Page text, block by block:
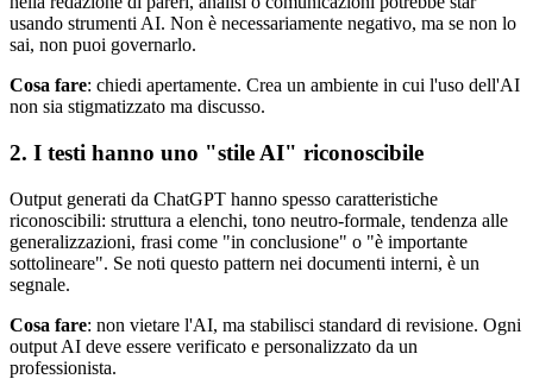
usando strumenti AI. Non è necessariamente negativo, ma se non lo
sai, non puoi governarlo.
Cosa fare: chiedi apertamente. Crea un ambiente in cui l'uso dell'AI
non sia stigmatizzato ma discusso.
2. I testi hanno uno "stile AI" riconoscibile
Output generati da ChatGPT hanno spesso caratteristiche
riconoscibili: struttura a elenchi, tono neutro-formale, tendenza alle
generalizzazioni, frasi come "in conclusione" o "è importante
sottolineare". Se noti questo pattern nei documenti interni, è un
segnale.
Cosa fare: non vietare l'AI, ma stabilisci standard di revisione. Ogni
output AI deve essere verificato e personalizzato da un
professionista.